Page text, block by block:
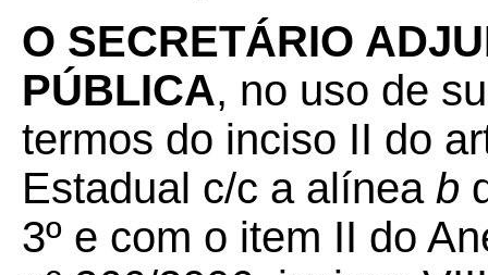
O SECRETÁRIO
PÚBLICA, no uso de
termos do inciso II do
Estadual c/c a alínea b
3º e com o item II do